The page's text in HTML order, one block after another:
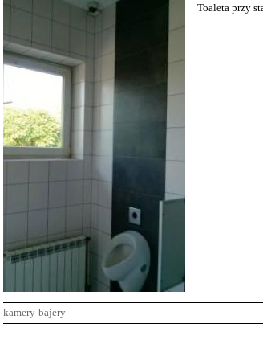
Toaleta przy
kamery-bajery